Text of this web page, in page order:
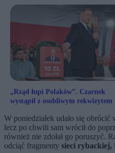
„Rząd łupi Polaków”. Czarnek
wystąpił z osobliwym rekwizytem
W poniedziałek udało się
lecz po chwili sam wrócił do
również nie zdołał go poruszyć.
odciąć fragmenty sieci rybackiej,